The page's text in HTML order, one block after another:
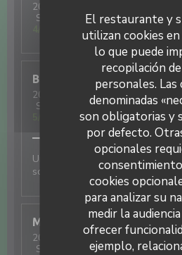
El restaurante y
utilizan cookies
lo que puede
recopilación
personales. Las
denominadas
son obligatorias y
por defecto.
opcionales
cookies
para analizar su
medir la
ofrecer
ejemplo,
2026-03-26
Servicio
/5 Ambiente:5/5 Menú:
Brigitte
2026-03-18
- 12:00 - Invitados 5
Servicio
Ambiente :5/5 Menú:
Un accueil chaleureux, des
soucieux d'assurer un service
Marieclaude C
2026-03-06- 12:00 - Invitados 4
Servicio
Ambiente: 5/5 Menú: